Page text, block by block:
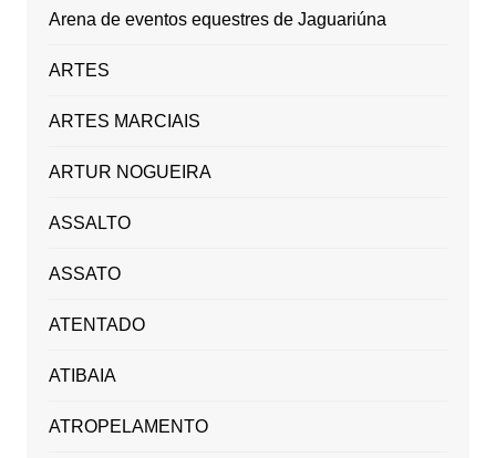
Arena de eventos equestres de Jaguariúna
ARTES
ARTES MARCIAIS
ARTUR NOGUEIRA
ASSALTO
ASSATO
ATENTADO
ATIBAIA
ATROPELAMENTO